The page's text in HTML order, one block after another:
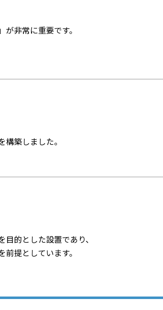
非常に重要です。
築しました。
的とした設置であり、
提としています。